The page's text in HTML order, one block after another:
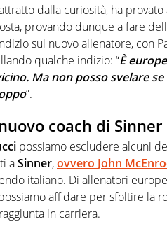
dalla curiosità, ha
provando dunque a fare
sul nuovo allenatore, con
qualche indizio: “È
Ma non posso svelare
”.
coach di Sinner
possiamo escludere alcuni
aSinner,ovvero John
italiano. Di allenatori
affidare per sfoltire la
in carriera.